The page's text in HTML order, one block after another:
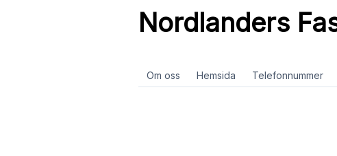
Nordlanders
Om oss Hemsida Telefonnummer